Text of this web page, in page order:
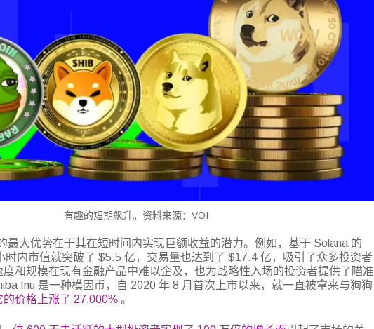
有趣的短期飙升。资料来源：VOI
最大优势在于其在短时间内实现巨额收益的潜力。例如，基于 Solana 的
时内市值就突破了 $5.5 亿，交易量也达到了 $17.4 亿，吸引了众多投资者
和规模在现有金融产品中难以企及，也为战略性入场的投资者提供了瞄准
Inu 是一种模因币，自 2020 年 8 月首次上市以来，就一直被拿来与狗狗
价格上涨了 27,000% 。